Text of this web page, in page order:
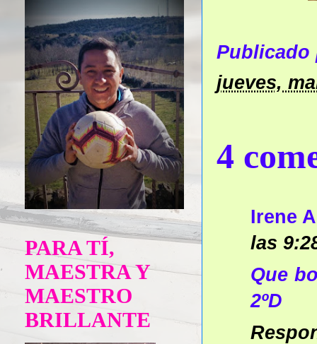
jueves,
4
Irene
las
Que
2ºD
PARA TÍ,
MAESTRA Y
MAESTRO
BRILLANTE